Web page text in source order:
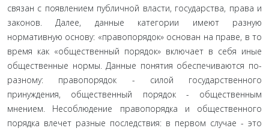
связан с появлением публич­ной власти, государства, права и
законов. Далее, данные кате­гории имеют разную
нормативную основу: «правопорядок» основан на праве, в то
время как «общественный порядок» включает в себя иные
общественные нормы. Данные понятия обеспечиваются по-
разному: правопорядок - силой государ­ственного
принуждения, общественный порядок - обществен­ным
мнением. Несоблюдение правопорядка и общественного
порядка влечет разные последствия: в первом случае - это